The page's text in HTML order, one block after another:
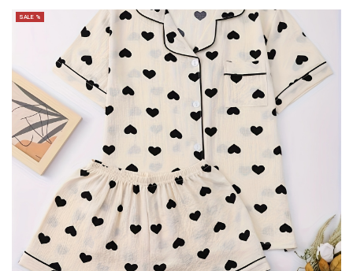
SALE %